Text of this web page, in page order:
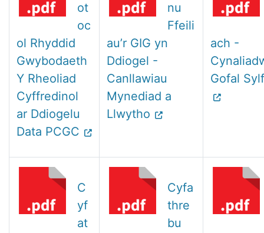
ot
oc
ol Rhyddid
Gwybodaeth
Y Rheoliad
Cyffredinol
ar Ddiogelu
Data PCGC
nu
Ffeili
au’r GIG yn
Ddiogel -
Canllawiau
Mynediad a
Llwytho
ach -
Gofal
C
yf
at
Cyfa
thre
bu